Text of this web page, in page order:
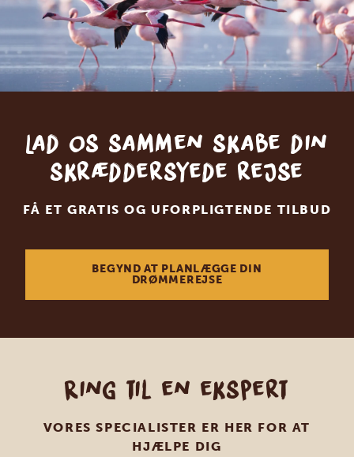
Lad os sammen skabe din
skræddersyede rejse
FÅ ET GRATIS OG UFORPLIGTENDE TILBUD
BEGYND AT PLANLÆGGE DIN
DRØMMEREJSE
Ring til en ekspert
VORES SPECIALISTER ER HER FOR AT
HJÆLPE DIG